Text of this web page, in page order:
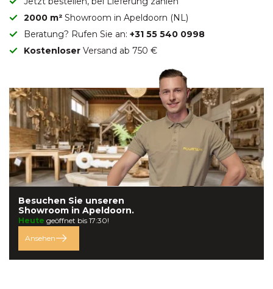
2000 m² Showroom in Apeldoorn (NL)
Beratung? Rufen Sie an: +31 55 540 0998
Kostenloser Versand ab 750 €
Besuchen Sie unseren
Showroom in Apeldoorn.
Heute geöffnet bis 17:30!
Ansehen